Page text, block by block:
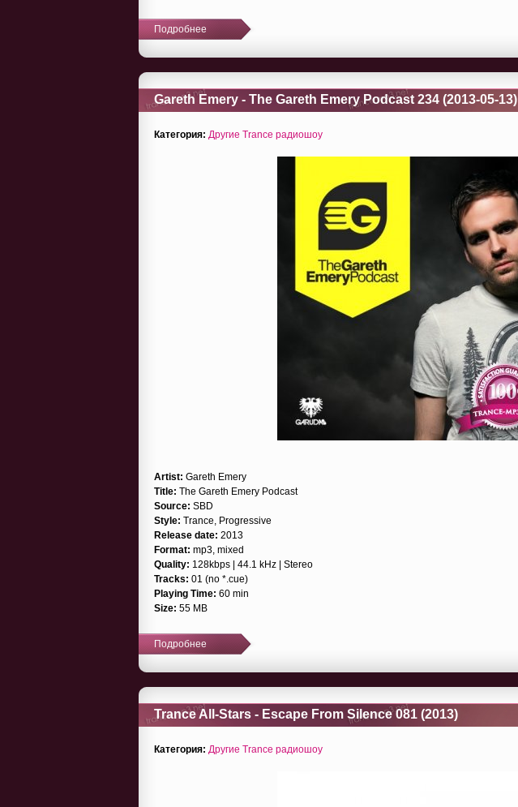
Подробнее
Gareth Emery - The Gareth Emery Podcast 234 (2013-05-13)
Категория: Другие Trance радиошоу
Artist: Gareth Emery
Title: The Gareth Emery Podcast
Source: SBD
Style: Trance, Progressive
Release date: 2013
Format: mp3, mixed
Quality: 128kbps | 44.1 kHz | Stereo
Tracks: 01 (no *.cue)
Playing Time: 60 min
Size: 55 MB
Подробнее
Trance All-Stars - Escape From Silence 081 (2013)
Категория: Другие Trance радиошоу